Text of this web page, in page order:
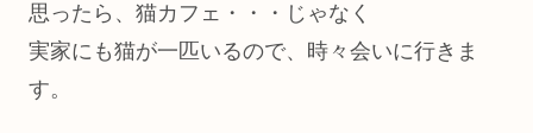
思ったら、猫カフェ・・・じゃなく
実家にも猫が一匹いるので、時々会いに行きま
す。